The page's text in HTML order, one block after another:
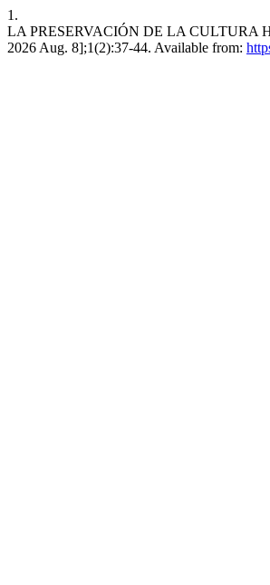
1.
LA PRESERVACIÓN DE LA CULTURA
2026 Aug. 8];1(2):37-44. Available from: